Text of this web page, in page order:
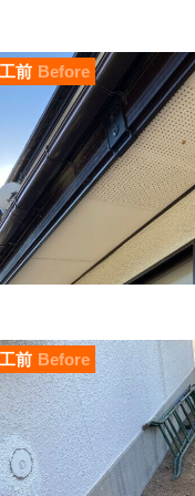
前 Before
前 Before